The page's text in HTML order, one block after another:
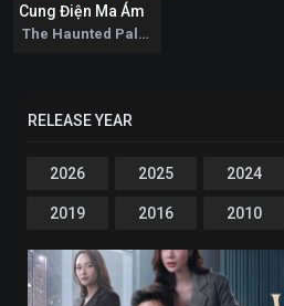
5.3
Cung Điện Ma Ám
The Haunted Palace 2025
RELEASE YEAR
2026 2025 2024
2019 2016 2010